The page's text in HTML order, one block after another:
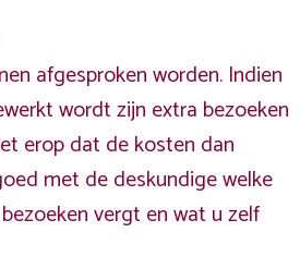
afgesproken worden. Indien
wordt zijn extra bezoeken
erop dat de kosten dan
met de deskundige welke
vergt en wat u zelf